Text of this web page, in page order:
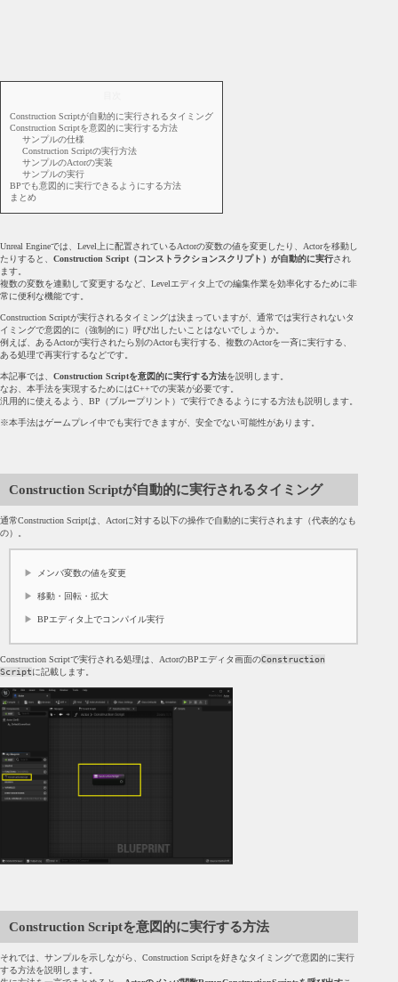
Construction Scriptが自動的に実行されるタイミング
Construction Scriptを意図的に実行する方法
サンプルの仕様
Construction Scriptの実行方法
サンプルのActorの実装
サンプルの実行
BPでも意図的に実行できるようにする方法
まとめ
Unreal Engineでは、Level上に配置されているActorの変数の値を変更したり、Actorを移動し
たりすると、 Construction Script（コンストラクションスクリプト）が自動的に実行され
ます。
複数の変数を連動して変更するなど、Levelエディタ上での編集作業を効率化するために非
常に便利な機能です。
Construction Scriptが実行されるタイミングは決まっていますが、通常では実行されないタ
イミングで意図的に（強制的に）呼び出したいことはないでしょうか。
例えば、あるActorが実行されたら別のActorも実行する、複数のActorを一斉に実行する、
ある処理で再実行するなどです。
本記事では、 Construction Scriptを意図的に実行する方法を説明します。
なお、本手法を実現するためにはC++での実装が必要です。
汎用的に使えるよう、BP（ブループリント）で実行できるようにする方法も説明します。
※本手法はゲームプレイ中でも実行できますが、安全でない可能性があります。
Construction Scriptが自動的に実行されるタイミング
通常Construction Scriptは、Actorに対する以下の操作で自動的に実行されます（代表的なも
の）。
メンバ変数の値を変更
移動・回転・拡大
BPエディタ上でコンパイル実行
Construction Scriptで実行される処理は、ActorのBPエディタ画面のConstruction
Scriptに記載します。
Construction Scriptを意図的に実行する方法
それでは、サンプルを示しながら、Construction Scriptを好きなタイミングで意図的に実行
する方法を説明します。